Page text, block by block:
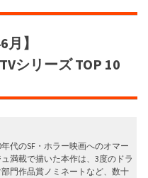
月】
TVシリーズTOP 10
年代のSF・ホラー映画へのオマー
ュ満載で描いた本作は、3度のドラ
部門作品賞ノミネートなど、数十